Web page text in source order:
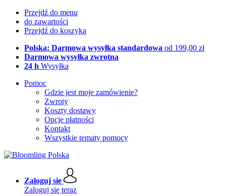
Przejdź do menu
do zawartości
Przejdź do koszyka
Polska: Darmowa wysyłka standardowa od 199,00 zł
Darmowa wysyłka zwrotna
24 h Wysyłka
Pomoc
Gdzie jest moje zamówienie?
Zwroty
Koszty dostawy
Opcje płatności
Kontakt
Wszystkie tematy pomocy
Zaloguj się
Zaloguj się teraz